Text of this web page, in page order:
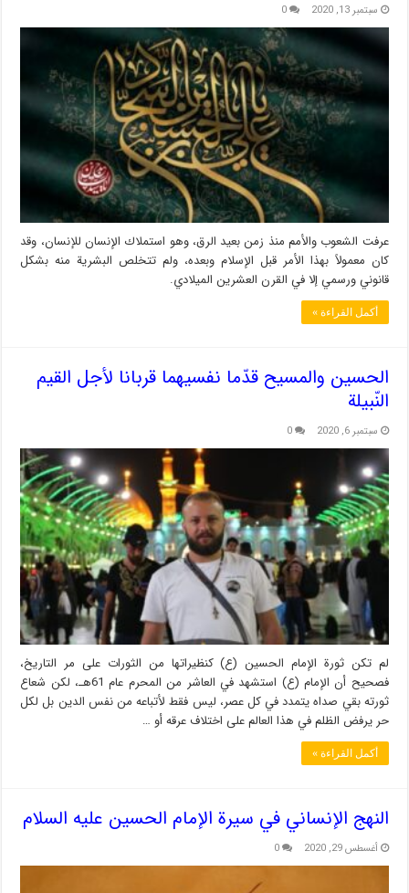
سبتمبر 13, 2020 0
عرفت الشعوب والأمم منذ زمن بعيد الرق، وهو استملاك الإنسان للإنسان، وقد
كان معمولاً بهذا الأمر قبل الإسلام وبعده، ولم تتخلص البشرية منه بشكل
قانوني ورسمي إلا في القرن العشرين الميلادي.
أكمل القراءة »
الحسين والمسيح قدّما نفسيهما قربانا لأجل القيم
النّبيلة
سبتمبر 6, 2020 0
لم تكن ثورة الإمام الحسين (ع) كنظيراتها من الثورات على مر التاريخ،
فصحيح أن الإمام (ع) استشهد في العاشر من المحرم عام 61هـ، لكن شعاع
ثورته بقي صداه يتمدد في كل عصر، ليس فقط لأتباعه من نفس الدين بل لكل
حر يرفض الظلم في هذا العالم على اختلاف عرقه أو …
أكمل القراءة »
النهج الإنساني في سيرة الإمام الحسين علیه السلام
أغسطس 29, 2020 0